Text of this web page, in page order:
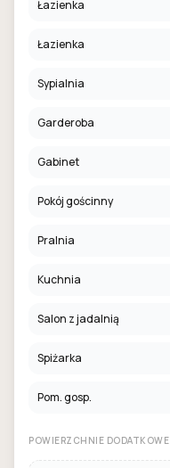
Łazienka
Łazienka
Sypialnia
Garderoba
Gabinet
Pokój gościnny
Pralnia
Kuchnia
Salon z jadalnią
Spiżarka
Pom. gosp.
POWIERZCHNIE DODATKOWE